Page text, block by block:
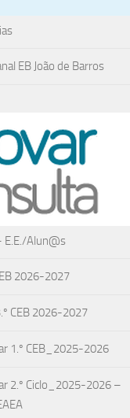
EB João de Barros
E.E./Alun@s
2026-2027
CEB 2026-2027
1.º CEB_2025-2026
2.º Ciclo_2025-2026 –